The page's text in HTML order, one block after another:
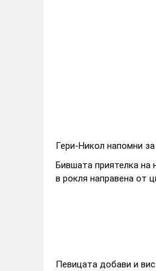
Гери-Никол напомни
Бившата приятелка на
в рокля направена от
Певицата добави и